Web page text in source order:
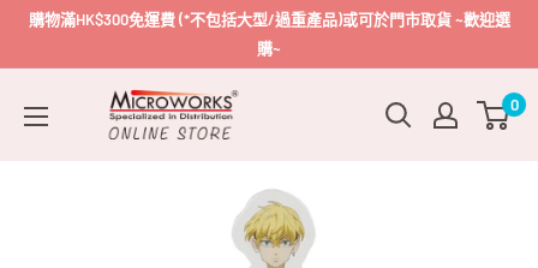
購物滿HK$300免運費 (*不包括大型/過重產品)或可於門市取貨 ~歡迎選
購~
Microworks
Online
0